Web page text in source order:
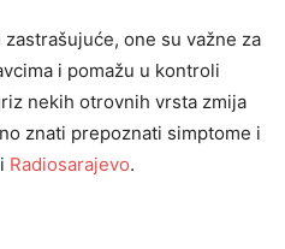
one su važne za
i pomažu u kontroli
nekih otrovnih vrsta zmija
znati prepoznati simptome i
Radiosarajevo.